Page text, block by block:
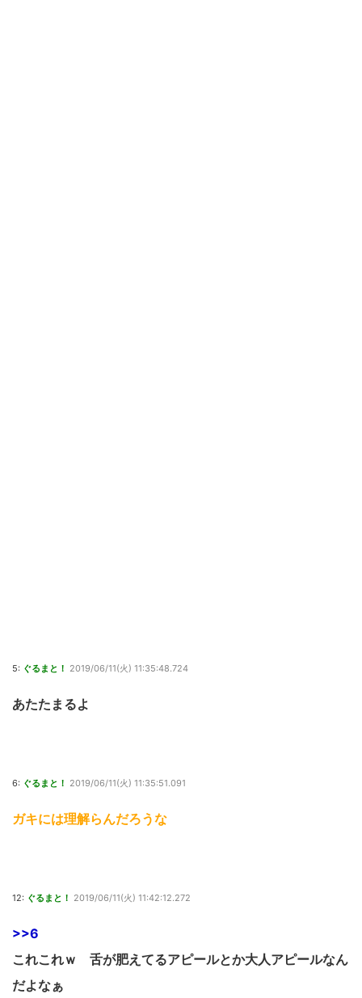
5: ぐるまと！ 2019/06/11(火) 11:35:48.724
あたたまるよ
6: ぐるまと！ 2019/06/11(火) 11:35:51.091
ガキには理解らんだろうな
12: ぐるまと！ 2019/06/11(火) 11:42:12.272
>>6
これこれｗ 舌が肥えてるアピールとか大人アピールなん
だよなぁ